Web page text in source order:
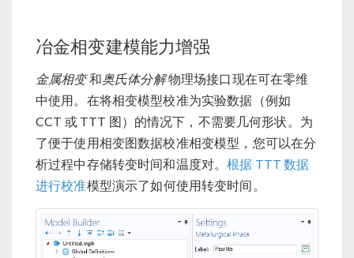
冶金相变建模能力增强
金属相变和奥氏体分解物理场接口现在可在零维
中使用。在将相变模型校准为实验数据（例如
CCT 或 TTT 图）的情况下，不需要几何形状。为
了便于使用相变图数据校准相变模型，您可以在分
析过程中存储转变时间和温度对。根据 TTT 数据
进行校准模型演示了如何使用转变时间。